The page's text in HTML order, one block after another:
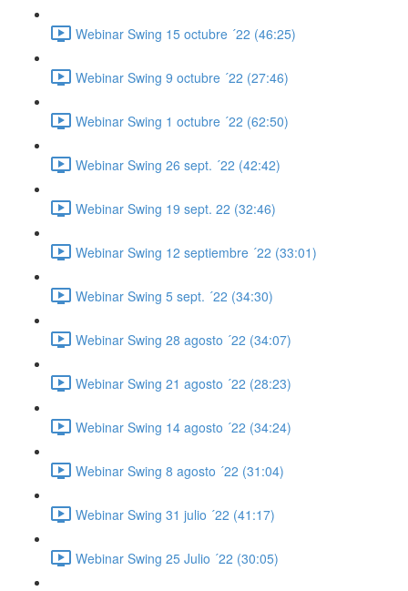
Webinar Swing 15 octubre ´22 (46:25)
Webinar Swing 9 octubre ´22 (27:46)
Webinar Swing 1 octubre ´22 (62:50)
Webinar Swing 26 sept. ´22 (42:42)
Webinar Swing 19 sept. 22 (32:46)
Webinar Swing 12 septiembre ´22 (33:01)
Webinar Swing 5 sept. ´22 (34:30)
Webinar Swing 28 agosto ´22 (34:07)
Webinar Swing 21 agosto ´22 (28:23)
Webinar Swing 14 agosto ´22 (34:24)
Webinar Swing 8 agosto ´22 (31:04)
Webinar Swing 31 julio ´22 (41:17)
Webinar Swing 25 Julio ´22 (30:05)